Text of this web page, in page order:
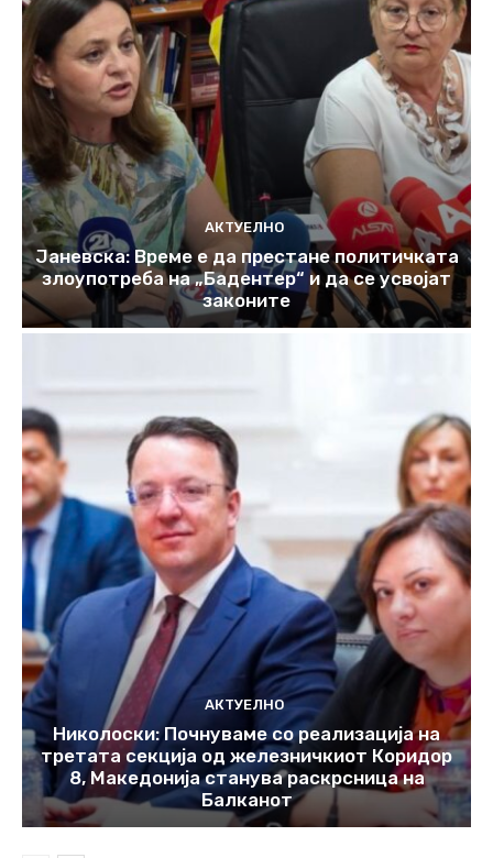
АКТУЕЛНО
Јаневска: Време е да престане политичката
злоупотреба на „Бадентер“ и да се усвојат
законите
АКТУЕЛНО
Николоски: Почнуваме со реализација на
третата секција од железничкиот Коридор
8, Македонија станува раскрсница на
Балканот